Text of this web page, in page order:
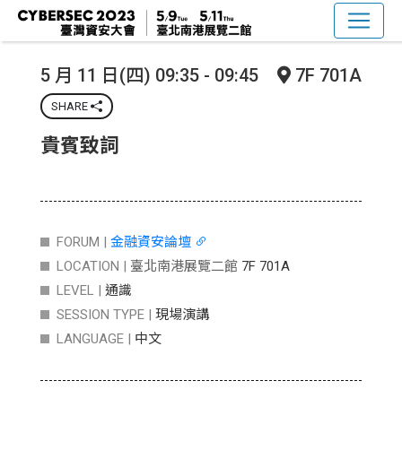
5 月 11 日(四) 09:35 - 09:45 7F 701A
SHARE
貴賓致詞
FORUM | 金融資安論壇
LOCATION | 臺北南港展覽二館 7F 701A
LEVEL | 通識
SESSION TYPE | 現場演講
LANGUAGE | 中文